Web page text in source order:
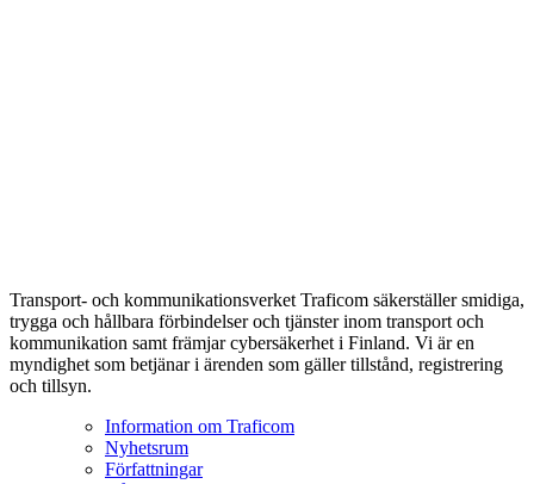
Transport- och kommunikationsverket Traficom säkerställer smidiga,
trygga och hållbara förbindelser och tjänster inom transport och
kommunikation samt främjar cybersäkerhet i Finland. Vi är en
myndighet som betjänar i ärenden som gäller tillstånd, registrering
och tillsyn.
Information om Traficom
Nyhetsrum
Författningar